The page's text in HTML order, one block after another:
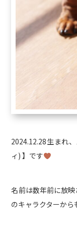
2024.12.28生まれ
ィ) 】です
名前は数年前に放
のキャラクターから